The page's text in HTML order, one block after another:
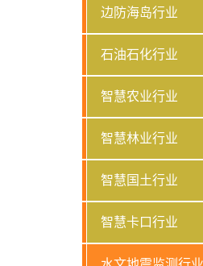
边防海岛行业
石油石化行业
智慧农业行业
智慧林业行业
智慧国土行业
智慧卡口行业